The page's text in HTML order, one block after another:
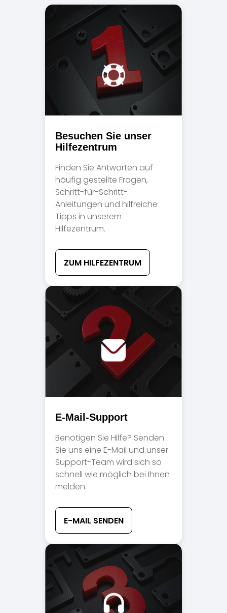
Besuchen Sie unser
Hilfezentrum
Finden Sie Antworten auf
häufig gestellte Fragen,
Schritt-für-Schritt-
Anleitungen und hilfreiche
Tipps in unserem
Hilfezentrum.
ZUM HILFEZENTRUM
E-Mail-Support
Benötigen Sie Hilfe? Senden
Sie uns eine E-Mail und unser
Support-Team wird sich so
schnell wie möglich bei Ihnen
melden.
E-MAIL SENDEN